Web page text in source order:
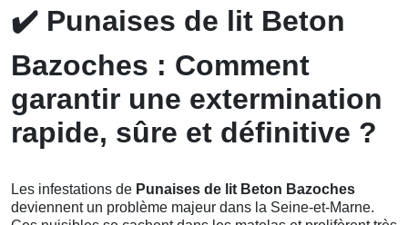
✔️ Punaises de lit Beton
Bazoches : Comment
garantir une extermination
rapide, sûre et définitive ?
Les infestations de Punaises de lit Beton Bazoches
deviennent un problème majeur dans la Seine-et-Marne.